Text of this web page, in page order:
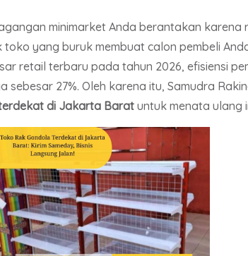
minimarket Anda berantakan karena
yang buruk membuat calon pembeli
retail terbaru pada tahun 2026, efisiensi
27%. Oleh karena itu, Samudra
di Jakarta Baratuntuk menata ulang